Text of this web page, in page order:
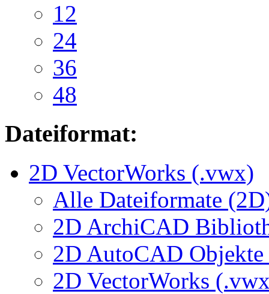
12
24
36
48
Dateiformat:
2D VectorWorks (.vwx)
Alle Dateiformate
2D ArchiCAD
2D AutoCAD
2D VectorWorks